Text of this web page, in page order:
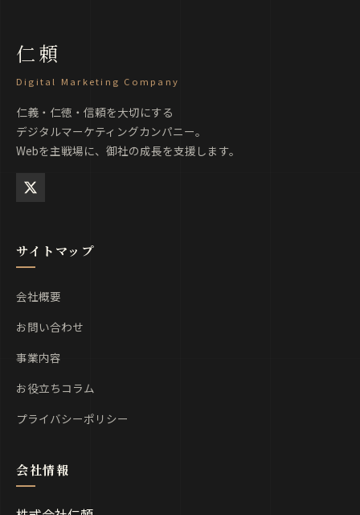
仁頼
Digital Marketing Company
仁義・仁徳・信頼を大切にする
デジタルマーケティングカンパニー。
Webを主戦場に、御社の成長を支援します。
サイトマップ
会社概要
お問い合わせ
事業内容
お役立ちコラム
プライバシーポリシー